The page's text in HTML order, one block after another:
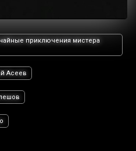
приключения мистера
Асеев